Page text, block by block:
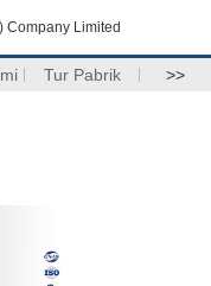
Company Limited
Tur Pabrik >>